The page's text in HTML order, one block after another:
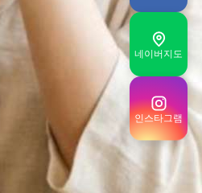
네이버지도
인스타그램